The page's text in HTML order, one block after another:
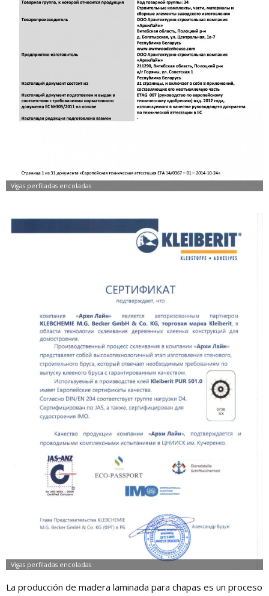
La producción de madera laminada para chapas es un proceso